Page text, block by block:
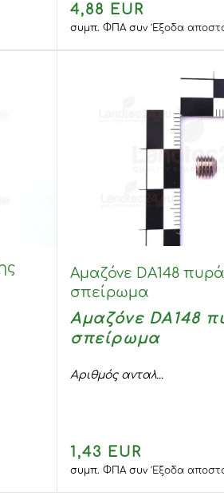
4,88 EUR
συμπ. ΦΠΑ συνΈξοδα
Αμαζόνε DA148
σπείρωμα
Αμαζόνε DA148
σπείρωμα
Αριθμός ανταλ...
1,43 EUR
συμπ. ΦΠΑ συνΈξοδα